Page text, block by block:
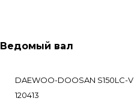
Ведомый вал
DAEWOO-DOOSAN S150LC-V
120413